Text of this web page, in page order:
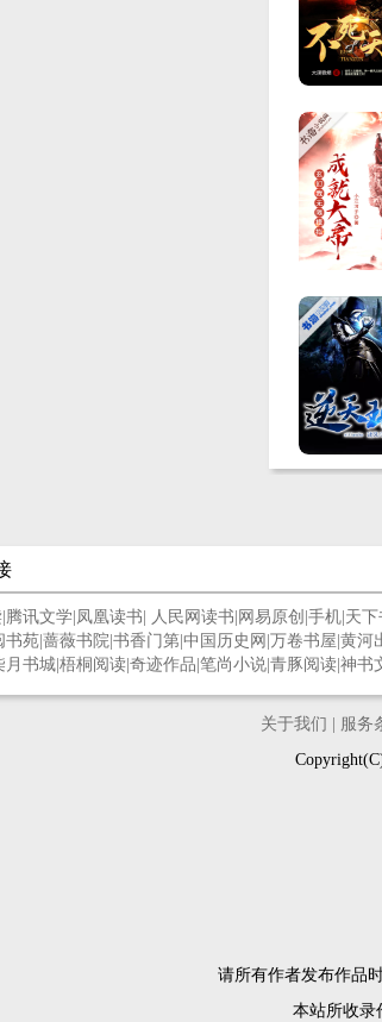
腾讯文学 凤凰读书 人民网读书 网易原创 手机 天下
书苑 蔷薇书院 书香门第 中国历史网 万卷书屋 黄河
月书城 梧桐阅读 奇迹作品 笔尚小说 青豚阅读 神书
关于我们 服务
请所有作者发布作品
本站所收录